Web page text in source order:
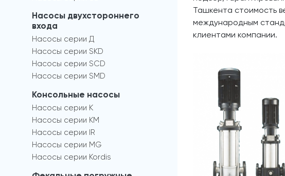
Ташкента стоимость
международным
клиентами компании.
Насосы двухстороннего
входа
Насосы серии Д
Насосы серии SKD
Насосы серии SCD
Насосы серии SMD
Консольные насосы
Насосы серии К
Насосы серии КМ
Насосы серии IR
Насосы серии MG
Насосы серии Kordis